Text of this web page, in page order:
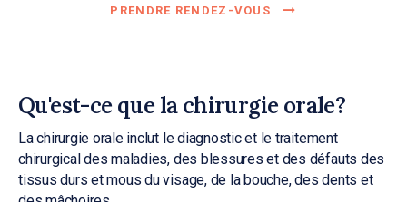
PRENDRE RENDEZ-VOUS
Qu'est-ce que la chirurgie orale?
La chirurgie orale inclut le diagnostic et le traitement
chirurgical des maladies, des blessures et des défauts des
tissus durs et mous du visage, de la bouche, des dents et